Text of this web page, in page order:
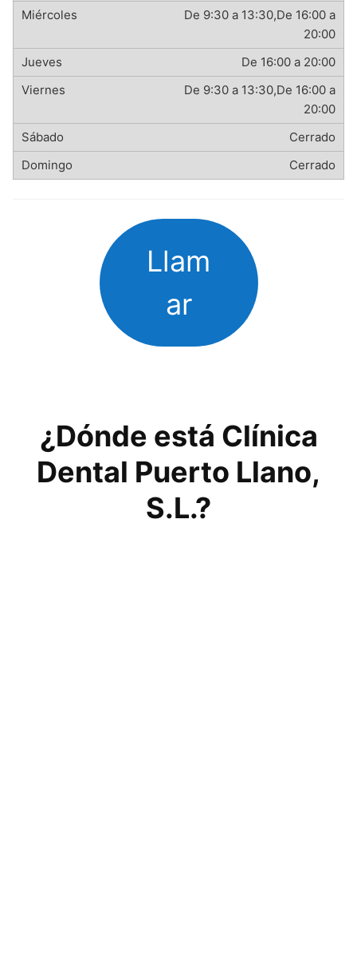
De 9:30 a 13:30,De 16:00 a
20:00
De 16:00 a 20:00
De 9:30 a 13:30,De 16:00 a
20:00
Cerrado
Cerrado
Llam
ar
¿Dónde está Clínica
Dental Puerto Llano,
S.L.?